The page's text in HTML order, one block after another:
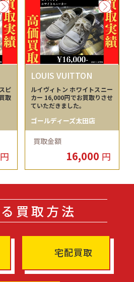
ピ
取
円
LOUIS VUITTON
ルイヴィトン ホワイトスニー
カー 16,000円でお買取りさせ
ていただきました。
ゴールディーズ太田店
買取金額
16,000 円
買取方法
宅配買取